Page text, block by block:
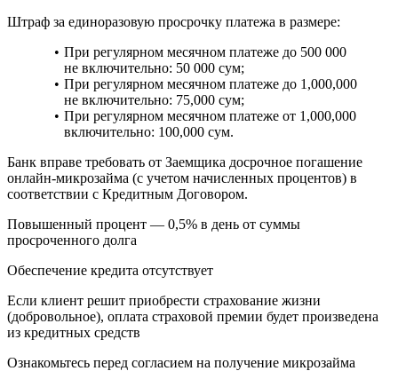
Штраф за единоразовую просрочку платежа в размере:
При регулярном месячном платеже до 500 000
не включительно: 50 000 сум;
При регулярном месячном платеже до 1,000,000
не включительно: 75,000 сум;
При регулярном месячном платеже от 1,000,000
включительно: 100,000 сум.
Банк вправе требовать от Заемщика досрочное погашение
онлайн-микрозайма (с учетом начисленных процентов) в
соответствии с Кредитным Договором.
Повышенный процент — 0,5% в день от суммы
просроченного долга
Обеспечение кредита отсутствует
Если клиент решит приобрести страхование жизни
(добровольное), оплата страховой премии будет произведена
из кредитных средств
Ознакомьтесь перед согласием на получение микрозайма